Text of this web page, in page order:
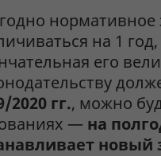
нормативное
на 1
его
2020 гг., можно
— на
новый